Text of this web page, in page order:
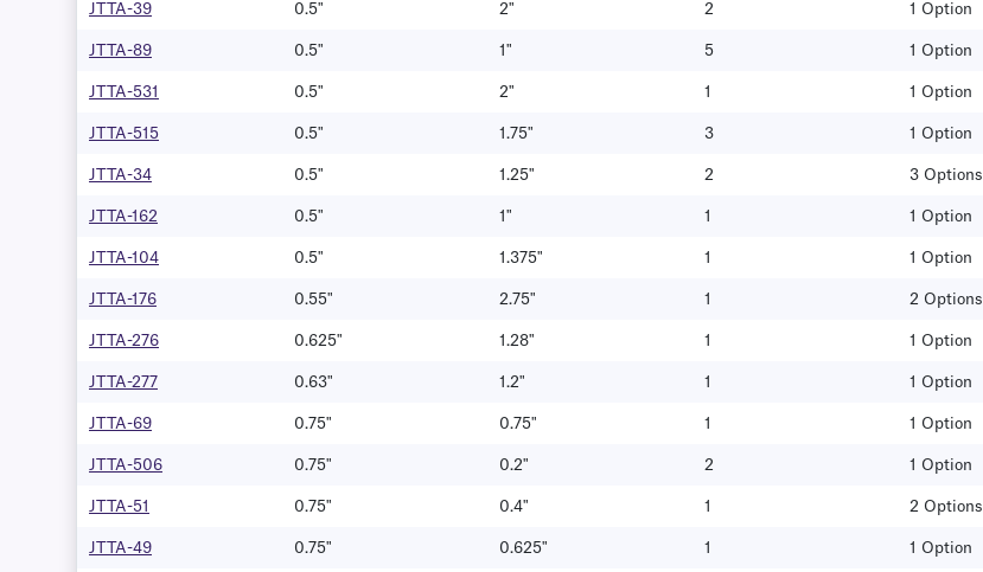
JTTA-39 0.5" 2" 2 1 Option
JTTA-89 0.5" 1" 5 1 Option
JTTA-531 0.5" 2" 1 1 Option
JTTA-515 0.5" 1.75" 3 1 Option
JTTA-34 0.5" 1.25" 2 3 Options
JTTA-162 0.5" 1" 1 1 Option
JTTA-104 0.5" 1.375" 1 1 Option
JTTA-176 0.55" 2.75" 1 2 Options
JTTA-276 0.625" 1.28" 1 1 Option
JTTA-277 0.63" 1.2" 1 1 Option
JTTA-69 0.75" 0.75" 1 1 Option
JTTA-506 0.75" 0.2" 2 1 Option
JTTA-51 0.75" 0.4" 1 2 Options
JTTA-49 0.75" 0.625" 1 1 Option